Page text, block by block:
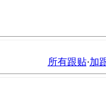
所有跟贴·加